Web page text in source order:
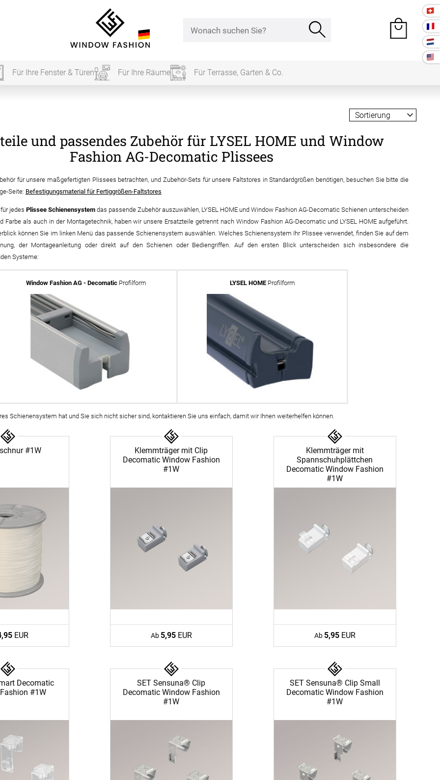
Kissen
Alle Kissen
Fertiggrössen
Zubehör
Tischdecke
Alle Tischdecken
Massanfertigung
Fertiggrössen
Stoffe
Alle Dekostoffe
ÜBER UNS
FAQ
VERSAND
Widerruf
Unsere Versandpartner
BEZAHLUNG
Rechnung
Für Ihre Fenster & Türen Für Ihre Räume Für Terrasse, Garten & Co.
und passendes Zubehör für LYSEL HOME und Window
Fashion AG-Decomatic Plissees
für unsere maßgefertigten Plissees betrachten, und Zubehör-Sets für unsere Faltstores in Standardgrößen benötigen, besuchen Sie bitte die
Seite: Befestigungsmaterial für Fertiggrößen-Faltstores
jedes Plissee Schienensystem das passende Zubehör auszuwählen, LYSEL HOME und Window Fashion AG-Decomatic Schienen unterscheiden
Farbe als auch in der Montagetechnik, haben wir unsere Ersatzteile getrennt nach Window Fashion AG-Decomatic und LYSEL HOME aufgeführt.
können Sie im linken Menü das passende Schienensystem auswählen. Welches Schienensystem Ihr Plissee verwendet, finden Sie auf dem
der Montageanleitung oder direkt auf den Schienen oder Bediengriffen. Auf den ersten Blick unterscheiden sich insbesondere die
Systeme:
Window Fashion AG - Decomatic Profilform LYSEL HOMEProfilform
Schienensystem hat und Sie sich nicht sicher sind, kontaktieren Sie uns einfach, damit wir Ihnen weiterhelfen können.
#1W
EUR
Klemmträger mit Clip
Decomatic Window Fashion
#1W
Ab 5,95EUR
Klemmträger mit
Spannschuhplättchen
Decomatic Window Fashion
#1W
Ab 5,95EUR
Decomatic
#1W
SET Sensuna® Clip
Decomatic Window Fashion
#1W
SET Sensuna® Clip Small
Decomatic Window Fashion
#1W